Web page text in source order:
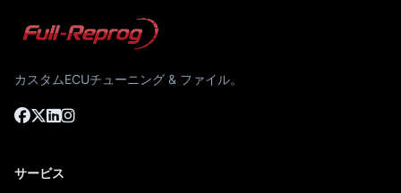
カスタムECUチューニング & ファイル。
サービス